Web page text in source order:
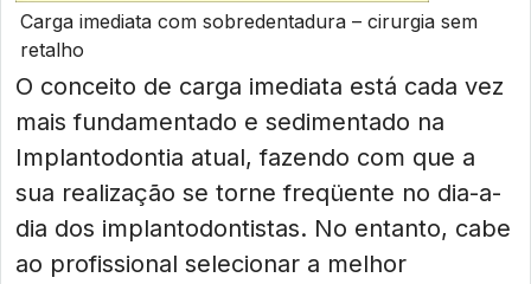
Carga imediata com sobredentadura – cirurgia sem
retalho
O conceito de carga imediata está cada vez
mais fundamentado e sedimentado na
Implantodontia atual, fazendo com que a
sua realização se torne freqüente no dia-a-
dia dos implantodontistas. No entanto, cabe
ao profissional selecionar a melhor